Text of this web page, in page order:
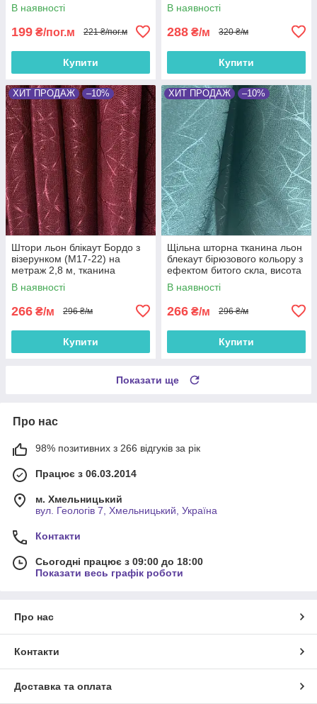
В наявності
199 ₴/пог.м 221 ₴/пог.м
Купити
В наявності
288 ₴/м 320 ₴/м
Купити
ХИТ ПРОДАЖ –10%
Штори льон блікаут Бордо з
візерунком (M17-22) на
метраж 2,8 м, тканина
blackout шторна, портьєри в
зал, спальню
В наявності
266 ₴/м 296 ₴/м
Купити
ХИТ ПРОДАЖ –10%
Щільна шторна тканина льон
блекаут бірюзового кольору з
ефектом битого скла, висота
2.8 м на метраж (M17-19)
В наявності
266 ₴/м 296 ₴/м
Купити
Показати ще
Про нас
98% позитивних з 266 відгуків за рік
Працює з 06.03.2014
м. Хмельницький
вул. Геологів 7, Хмельницький, Україна
Контакти
Сьогодні працює з 09:00 до 18:00
Показати весь графік роботи
Про нас
Контакти
Доставка та оплата